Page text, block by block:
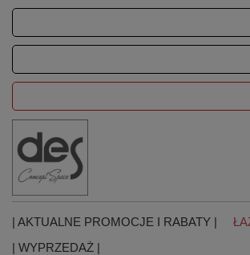
| AKTUALNE PROMOCJE I RABATY |
| WYPRZEDAŻ |